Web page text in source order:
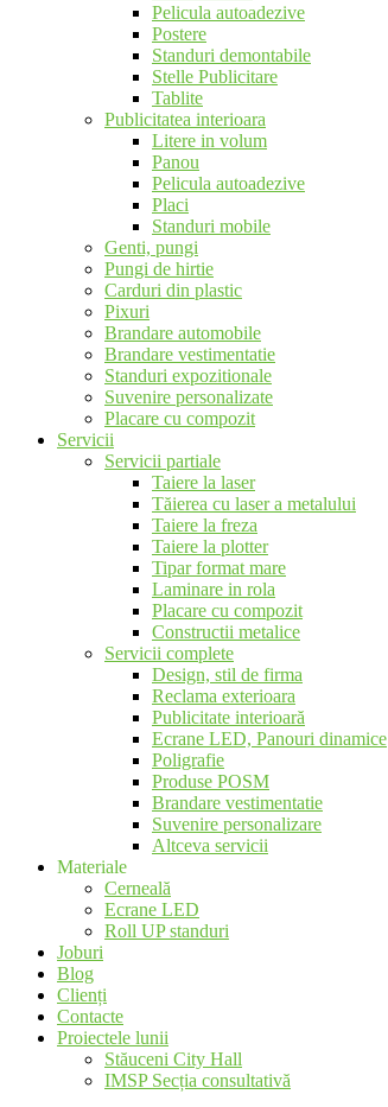
Pelicula autoadezive
Postere
Standuri demontabile
Stelle Publicitare
Tablite
Publicitatea interioara
Litere in volum
Panou
Pelicula autoadezive
Placi
Standuri mobile
Genti, pungi
Pungi de hirtie
Carduri din plastic
Pixuri
Brandare automobile
Brandare vestimentatie
Standuri expozitionale
Suvenire personalizate
Placare cu compozit
Servicii
Servicii partiale
Taiere la laser
Tăierea cu laser a metalului
Taiere la freza
Taiere la plotter
Tipar format mare
Laminare in rola
Placare cu compozit
Constructii metalice
Servicii complete
Design, stil de firma
Reclama exterioara
Publicitate interioară
Ecrane LED, Panouri dinamice
Poligrafie
Produse POSM
Brandare vestimentatie
Suvenire personalizare
Altceva servicii
Materiale
Cerneală
Ecrane LED
Roll UP standuri
Joburi
Blog
Clienți
Contacte
Proiectele lunii
Stăuceni City Hall
IMSP Secția consultativă